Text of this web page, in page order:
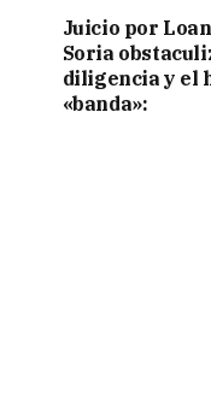
Juicio por
Soria
diligencia y el
«banda»: